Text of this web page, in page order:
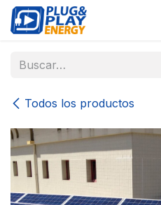
Ir al contenido
Todos los productos